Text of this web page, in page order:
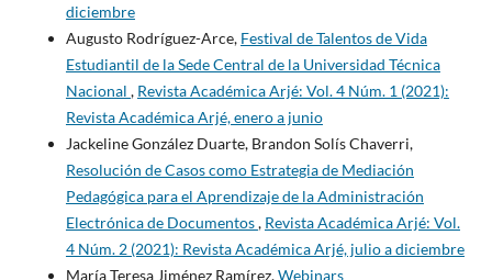
diciembre
Augusto Rodríguez-Arce, Festival de Talentos de Vida
Estudiantil de la Sede Central de la Universidad Técnica
Nacional , Revista Académica Arjé: Vol. 4 Núm. 1 (2021):
Revista Académica Arjé, enero a junio
Jackeline González Duarte, Brandon Solís Chaverri,
Resolución de Casos como Estrategia de Mediación
Pedagógica para el Aprendizaje de la Administración
Electrónica de Documentos, Revista Académica Arjé: Vol.
4 Núm. 2 (2021): Revista Académica Arjé, julio a diciembre
María Teresa Jiménez Ramírez,Webinars